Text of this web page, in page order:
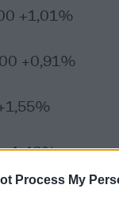
Process My
+1,01%
+0,91%
1,46%